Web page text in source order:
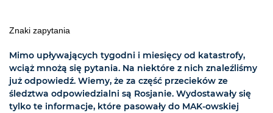
Znaki zapytania
Mimo upływających tygodni i miesięcy od katastrofy,
wciąż mnożą się pytania. Na niektóre z nich znaleźliśmy
już odpowiedź. Wiemy, że za część przecieków ze
śledztwa odpowiedzialni są Rosjanie. Wydostawały się
tylko te informacje, które pasowały do MAK-owskiej